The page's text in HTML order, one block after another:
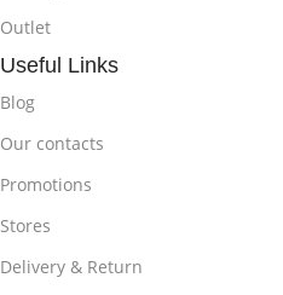
Outlet
Useful Links
Blog
Our contacts
Promotions
Stores
Delivery & Return